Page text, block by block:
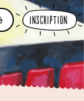
Inscription